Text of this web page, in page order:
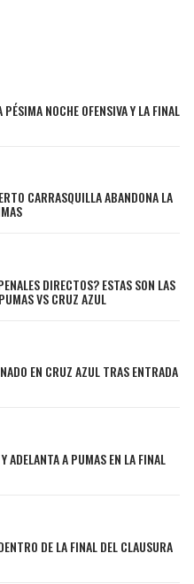
NOCHE OFENSIVA Y LA FINAL
CARRASQUILLA ABANDONA LA
DIRECTOS? ESTAS SON LAS
VS CRUZ AZUL
EN CRUZ AZUL TRAS ENTRADA
ADELANTA A PUMAS EN LA FINAL
DE LA FINAL DEL CLAUSURA